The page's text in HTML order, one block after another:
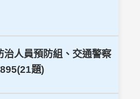
人員預防組、交通警察
題)